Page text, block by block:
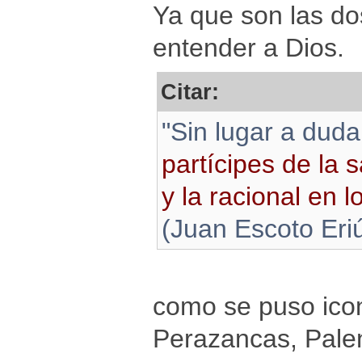
Ya que son las
entender a Dios.
Citar:
"Sin lugar a
partícipes de la
y la racional en
(Juan Escoto
como se puso
Perazancas,